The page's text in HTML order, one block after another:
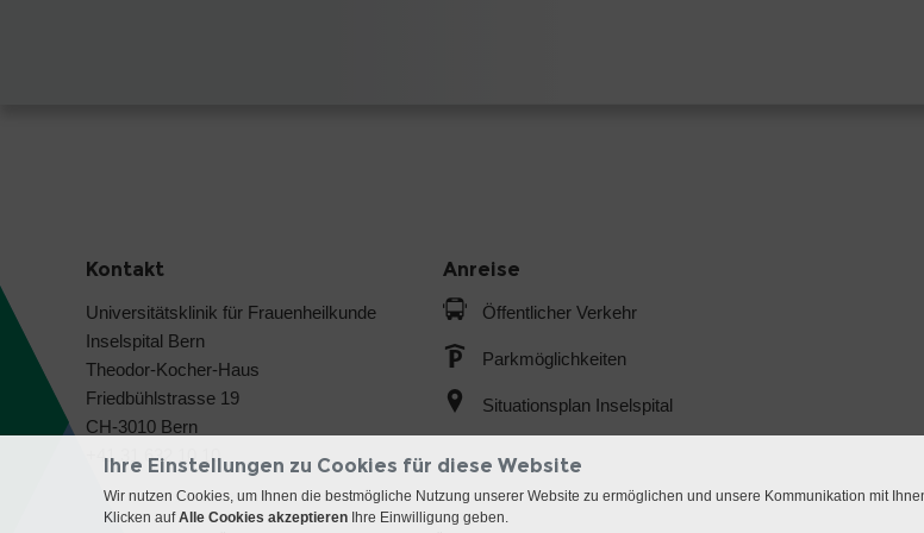
Kontakt
Universitätsklinik für Frauenheilkunde
Inselspital Bern
Theodor-Kocher-Haus
Friedbühlstrasse 19
CH-3010 Bern
+41 31 632 10 10
Anreise
Öffentlicher Verkehr
Parkmöglichkeiten
Situationsplan Inselspital
Ihre Einstellungen zu Cookies für diese Website
Wir nutzen Cookies, um Ihnen die bestmögliche Nutzung unserer Website zu ermöglichen und unsere Kommunikation mit
Klicken aufAlle Cookies akzeptieren Ihre Einwilligung geben.